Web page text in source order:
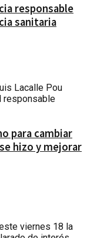
responsable
sanitaria
Lacalle Pou
responsable
para cambiar
hizo y mejorar
viernes 18 la